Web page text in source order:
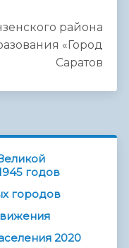
района
«Город
Саратов
годов
городов
2020